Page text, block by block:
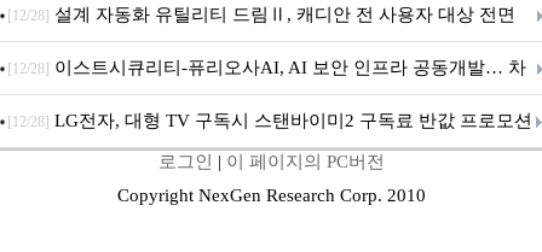
5600MHz 16GB 출시
[12/28] 설계 자동화 유틸리티 드림Ⅱ, 캐디안 전 사용자 대상 전면
무상 배포
[12/28] 이스트시큐리티-퓨리오사AI, AI 보안 인프라 공동개발… 차
세대 AI 보안 플랫폼 구축
[12/28] LG전자, 대형 TV 구독시 스탠바이미2 구독료 반값 프로모션
로그인 | 이 페이지의 PC버전
Copyright NexGen Research Corp. 2010